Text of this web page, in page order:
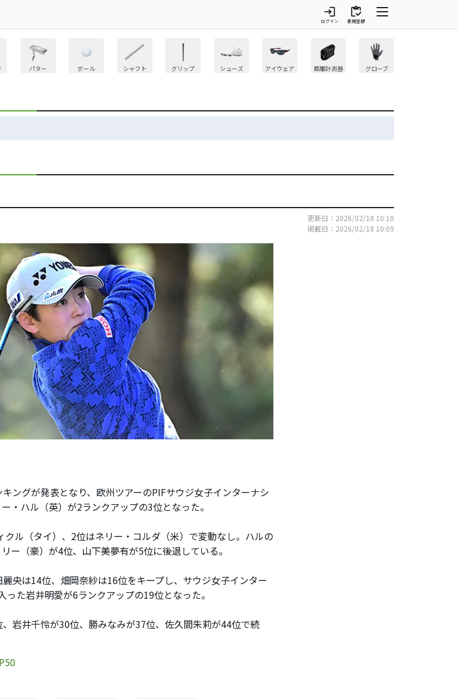
login
ログイン
inventory
新規登録
パター ボール シャフト グリップ シューズ アイウェア 距離計測器 グローブ
更新日：2026/02/18 10:10
掲載日：2026/02/18 10:09
ングが発表となり、欧州ツアーのPIFサウジ女子インターナシ
・ハル（英）が2ランクアップの3位となった。
ル（タイ）、2位はネリー・コルダ（米）で変動なし。ハルの
ー（豪）が4位、山下美夢有が5位に後退している。
央は14位、畑岡奈紗は16位をキープし、サウジ女子インター
った岩井明愛が6ランクアップの19位となった。
岩井千怜が30位、勝みなみが37位、佐久間朱莉が44位で続